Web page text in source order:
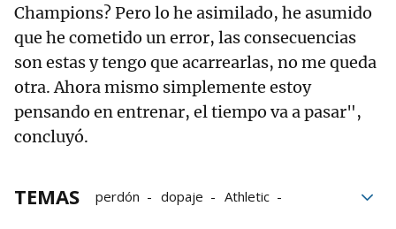
Champions? Pero lo he asimilado, he asumido
que he cometido un error, las consecuencias
son estas y tengo que acarrearlas, no me queda
otra. Ahora mismo simplemente estoy
pensando en entrenar, el tiempo va a pasar",
concluyó.
TEMAS perdón dopaje
Athletic